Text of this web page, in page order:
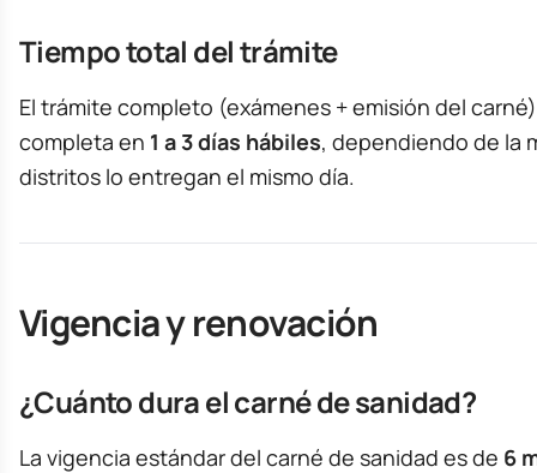
Tiempo total del trámite
El trámite completo (exámenes + emisión del
completa en 1 a 3 días hábiles, dependiendo de la
distritos lo entregan el mismo día.
Vigencia y renovación
¿Cuánto dura el carné de sanidad?
La vigencia estándar del carné de sanidad es de 6